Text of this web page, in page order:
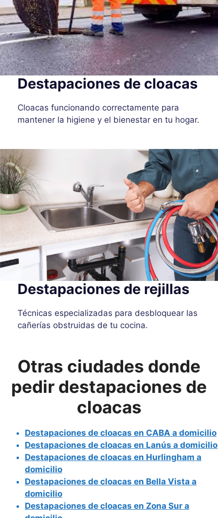
Destapaciones de cloacas
Cloacas funcionando correctamente para
mantener la higiene y el bienestar en tu hogar.
Destapaciones de rejillas
Técnicas especializadas para desbloquear las
cañerías obstruidas de tu cocina.
Otras ciudades donde
pedir destapaciones de
cloacas
Destapaciones de cloacas en CABA a domicilio
Destapaciones de cloacas en Lanús a domicilio
Destapaciones de cloacas en Hurlingham a
domicilio
Destapaciones de cloacas en Bella Vista a
domicilio
Destapaciones de cloacas en Zona Sur a